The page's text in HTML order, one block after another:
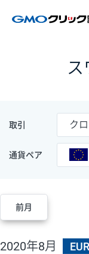
ス
取引 ク
通貨ペア
前月
2020年8月